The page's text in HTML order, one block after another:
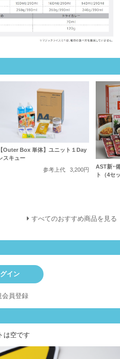
【Outer Box 単体】ユニット１Day
スキュー
参考上代
3,200円
AST新･
ト（4セ
すべてのおすすめ商品を見る
イン
会員登録
は空です